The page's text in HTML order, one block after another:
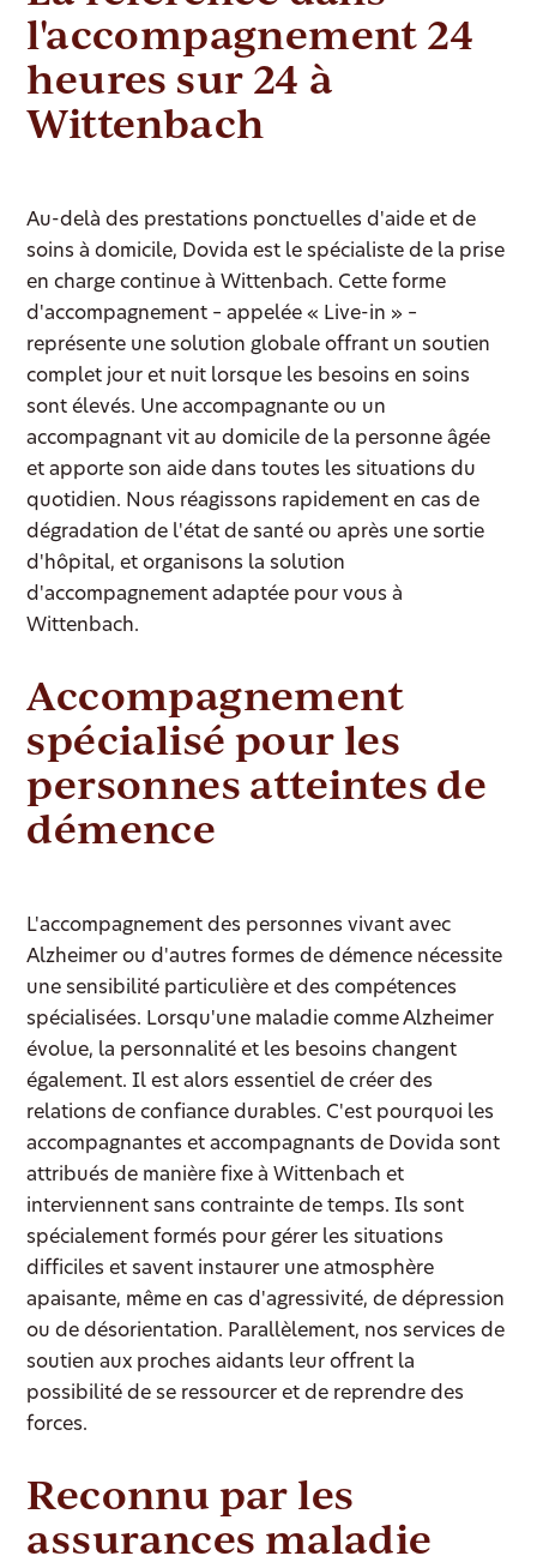
l'accompagnement 24
heures sur 24 à
Wittenbach
Au-delà des prestations ponctuelles d'aide et de
soins à domicile, Dovida est le spécialiste de la prise
en charge continue à Wittenbach. Cette forme
d'accompagnement – appelée « Live-in » –
représente une solution globale offrant un soutien
complet jour et nuit lorsque les besoins en soins
sont élevés. Une accompagnante ou un
accompagnant vit au domicile de la personne âgée
et apporte son aide dans toutes les situations du
quotidien. Nous réagissons rapidement en cas de
dégradation de l'état de santé ou après une sortie
d'hôpital, et organisons la solution
d'accompagnement adaptée pour vous à
Wittenbach.
Accompagnement
spécialisé pour les
personnes atteintes de
démence
L'accompagnement des personnes vivant avec
Alzheimer ou d'autres formes de démence nécessite
une sensibilité particulière et des compétences
spécialisées. Lorsqu'une maladie comme Alzheimer
évolue, la personnalité et les besoins changent
également. Il est alors essentiel de créer des
relations de confiance durables. C'est pourquoi les
accompagnantes et accompagnants de Dovida sont
attribués de manière fixe à Wittenbach et
interviennent sans contrainte de temps. Ils sont
spécialement formés pour gérer les situations
difficiles et savent instaurer une atmosphère
apaisante, même en cas d'agressivité, de dépression
ou de désorientation. Parallèlement, nos services de
soutien aux proches aidants leur offrent la
possibilité de se ressourcer et de reprendre des
forces.
Reconnu par les
assurances maladie